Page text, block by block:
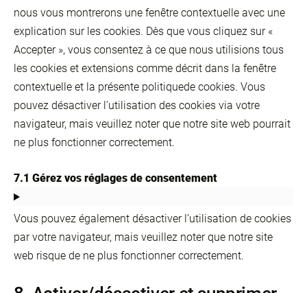
nous vous montrerons une fenêtre contextuelle avec une
explication sur les cookies. Dès que vous cliquez sur «
Accepter », vous consentez à ce que nous utilisions tous
les cookies et extensions comme décrit dans la fenêtre
contextuelle et la présente politiquede cookies. Vous
pouvez désactiver l’utilisation des cookies via votre
navigateur, mais veuillez noter que notre site web pourrait
ne plus fonctionner correctement.
7.1 Gérez vos réglages de consentement
Vous pouvez également désactiver l’utilisation de cookies
par votre navigateur, mais veuillez noter que notre site
web risque de ne plus fonctionner correctement.